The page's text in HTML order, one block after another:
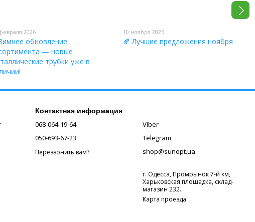
2026
обновление
— новые
трубки уже в
10 ноября 2025
🍂 Лучшие предложения ноября
Контактная информация
068-064-19-64
050-693-67-23
Перезвонить вам?
Viber
Telegram
shop@sunopt.ua
г. Одесса, Промрынок 7-й км,
Харьковская площадка, склад-
магазин 232.
Карта проезда